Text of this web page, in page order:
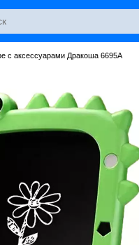
с аксессуарами Дракоша 6695A